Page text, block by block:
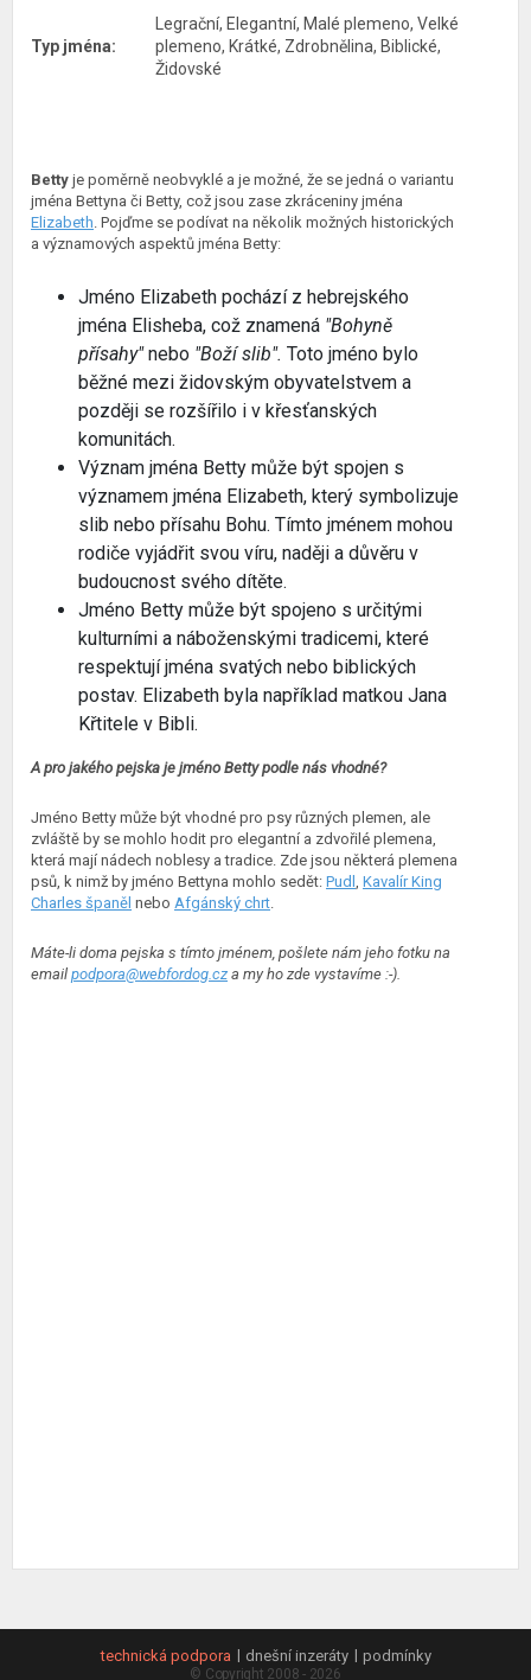
Typ jména:
Legrační, Elegantní, Malé plemeno, Velké
plemeno, Krátké, Zdrobnělina, Biblické,
Židovské
Betty je poměrně neobvyklé a je možné, že se jedná o variantu
jména Bettyna či Betty, což jsou zase zkráceniny jména
Elizabeth. Pojďme se podívat na několik možných historických
a významových aspektů jména Betty:
Jméno Elizabeth pochází z hebrejského
jména Elisheba, což znamená "Bohyně
přísahy"nebo "Boží slib". Toto jméno bylo
běžné mezi židovským obyvatelstvem a
později se rozšířilo i v křesťanských
komunitách.
Význam jména Betty může být spojen s
významem jména Elizabeth, který symbolizuje
slib nebo přísahu Bohu. Tímto jménem mohou
rodiče vyjádřit svou víru, naději a důvěru v
budoucnost svého dítěte.
Jméno Betty může být spojeno s určitými
kulturními a náboženskými tradicemi, které
respektují jména svatých nebo biblických
postav. Elizabeth byla například matkou Jana
Křtitele v Bibli.
A pro jakého pejska je jméno Betty podle nás vhodné?
Jméno Betty může být vhodné pro psy různých plemen, ale
zvláště by se mohlo hodit pro elegantní a zdvořilé plemena,
která mají nádech noblesy a tradice. Zde jsou některá plemena
psů, k nimž by jméno Bettyna mohlo sedět: Pudl , Kavalír King
Charles španěl nebo Afgánský chrt.
Máte-li doma pejska s tímto jménem, pošlete nám jeho fotku na
email podpora@webfordog.cz a my ho zde vystavíme :-).
technická podpora dnešní inzeráty podmínky
© Copyright 2008 - 2026